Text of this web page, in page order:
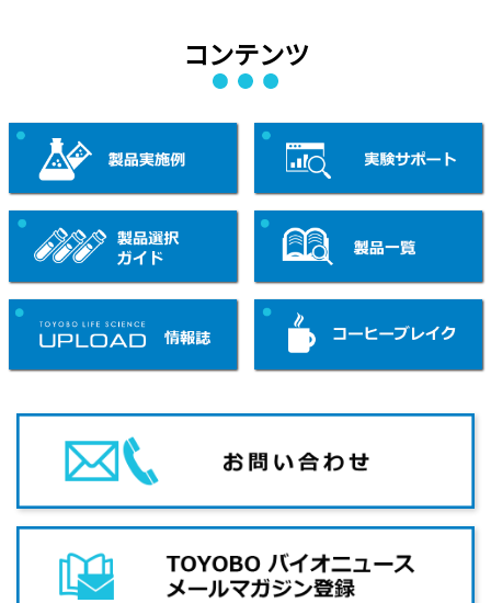
コンテンツ